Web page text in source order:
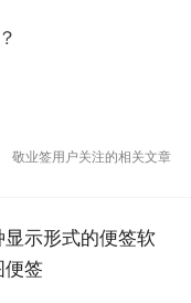
敬业签用户关注的相关文章
示形式的便签软
便签